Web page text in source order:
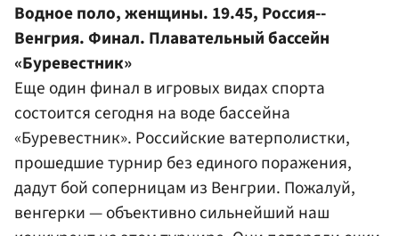
Водное поло, женщины. 19.45, Россия--
Венгрия. Финал. Плавательный бассейн
«Буревестник»
Еще один финал в игровых видах спорта
состоится сегодня на воде бассейна
«Буревестник». Российские ватерполистки,
прошедшие турнир без единого поражения,
дадут бой соперницам из Венгрии. Пожалуй,
венгерки — объективно сильнейший наш